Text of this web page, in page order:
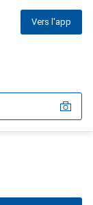
Vers l'app